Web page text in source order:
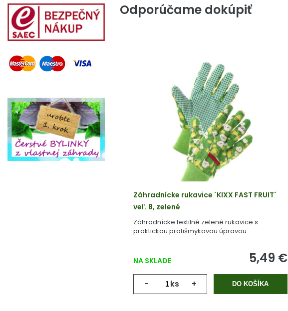
Odporúčame dokúpiť
Záhradnícke rukavice ´KIXX FAST FRUIT´
veľ. 8, zelené
Záhradnícke textilné zelené rukavice s
praktickou protišmykovou úpravou.
NA SKLADE 5,49 €
- ks + DO KOŠÍKA